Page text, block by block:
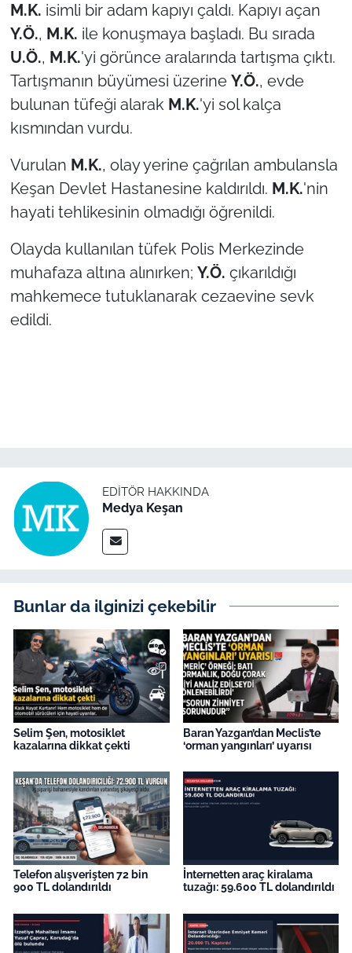
M.K. isimli bir adam kapıyı çaldı. Kapıyı açan
Y.Ö., M.K. ile konuşmaya başladı. Bu sırada
U.Ö., M.K.'yi görünce aralarında tartışma çıktı.
Tartışmanın büyümesi üzerine Y.Ö., evde
bulunan tüfeği alarak M.K.'yi sol kalça
kısmından vurdu.
Vurulan M.K., olay yerine çağrılan ambulansla
Keşan Devlet Hastanesine kaldırıldı. M.K.'nin
hayati tehlikesinin olmadığı öğrenildi.
Olayda kullanılan tüfek Polis Merkezinde
muhafaza altına alınırken; Y.Ö. çıkarıldığı
mahkemece tutuklanarak cezaevine sevk
edildi.
EDITÖR HAKKINDA
Medya Keşan
Bunlar da ilginizi çekebilir
Selim Şen, motosiklet
kazalarına dikkat çekti
Baran Yazgan’dan Meclis’te
‘orman yangınları’ uyarısı
Telefon alışverişten 72 bin
900 TL dolandırıldı
İnternetten araç kiralama
tuzağı: 59.600 TL dolandırıldı
SPOR
YAŞAM
EDİRNE
TEKİRDAĞ
KIRKLARELİ
ÇANAKKALE
TÜRKİYE
Bölge
Dış Haberler
Magazin
Bilim Teknoloji
English News
Canlı Maç
Finans
Genel-A
Gündem-Eğitim